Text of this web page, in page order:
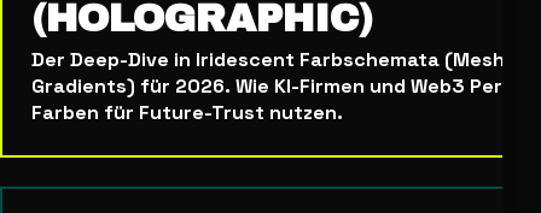
(HOLOGRAPHIC)
Der Deep-Dive in Iridescent Farbschemata (Mesh
Gradients) für 2026. Wie KI-Firmen und Web3
Farben für Future-Trust nutzen.